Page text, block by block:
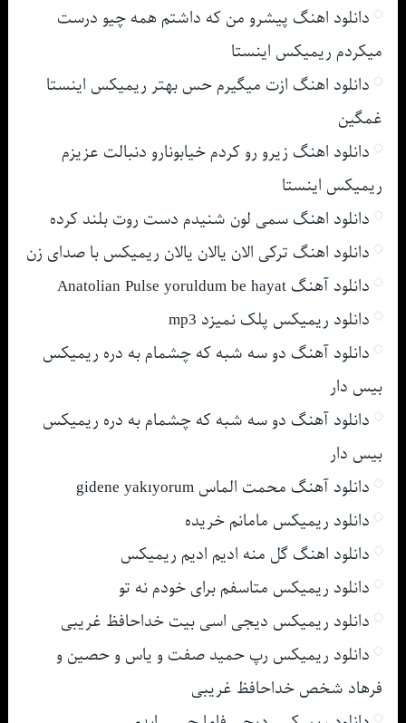
دانلود اهنگ پیشرو من که داشتم همه چیو درست
میکردم ریمیکس اینستا
دانلود اهنگ ازت میگیرم حس بهتر ریمیکس اینستا
غمگین
دانلود اهنگ زیرو رو کردم خیابونارو دنبالت عزیزم
ریمیکس اینستا
دانلود اهنگ سمی لون شنیدم دست روت بلند کرده
دانلود اهنگ ترکی الان یالان یالان ریمیکس با صدای زن
دانلود آهنگ Anatolian Pulse yoruldum be hayat
دانلود ریمیکس پلک نمیزد mp3
دانلود آهنگ دو سه شبه که چشمام به دره ریمیکس
بیس دار
دانلود آهنگ دو سه شبه که چشمام به دره ریمیکس
بیس دار
دانلود آهنگ محمت الماس gidene yakıyorum
دانلود ریمیکس مامانم خریده
دانلود اهنگ گل منه ادیم ادیم ریمیکس
دانلود ریمیکس متاسفم برای خودم نه تو
دانلود ریمیکس دیجی اسی بیت خداحافظ غریبی
دانلود ریمیکس رپ حمید صفت و یاس و حصین و
فرهاد شخص خداحافظ غریبی